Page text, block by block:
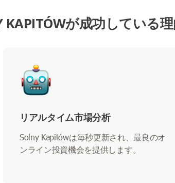
KAPITÓWが成功している
リアルタイム市場分析
Solny Kapitówは毎秒更新され、最良のオ
ンライン投資機会を提供します。